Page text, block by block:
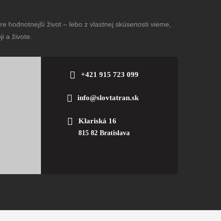
hodnotnejší život – lebo z vlastnej skúsenosti vieme,
a živote.
+421 915 723 099
info@slovtatran.sk
Klariská 16
815 82 Bratislava